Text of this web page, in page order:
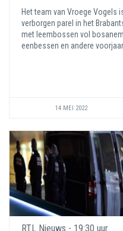
Het team van Vroege Vogels
verborgen parel in het
met leembossen vol
eenbessen en andere
14 MEI 2022
RTL Nieuws - 19:30 uur